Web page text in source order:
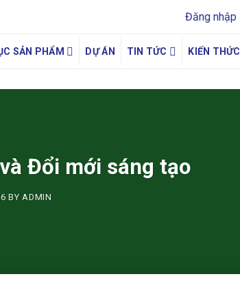
Đăng nhập
SẢN PHẨM DỰ ÁN TIN TỨC KIẾN THỨC
Đổi mới sáng tạo
BYADMIN